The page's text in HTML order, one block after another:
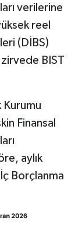
verilerine
reel
(DİBS)
BIST
Finansal
aylık
Borçlanma